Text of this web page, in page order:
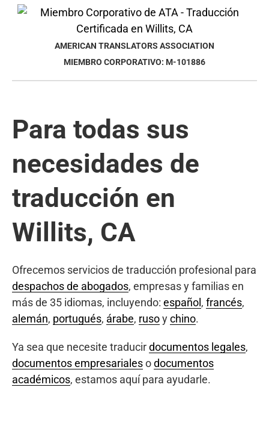
AMERICAN TRANSLATORS ASSOCIATION
MIEMBRO CORPORATIVO: M-101886
Para todas sus
necesidades de
traducción en
Willits, CA
Ofrecemos servicios de traducción profesional para
despachos de abogados, empresas y familias en
más de 35 idiomas, incluyendo: español , francés,
alemán, portugués, árabe, rusoychino.
Ya sea que necesite traducirdocumentos legales,
documentos empresarialesodocumentos
académicos, estamos aquí para ayudarle.